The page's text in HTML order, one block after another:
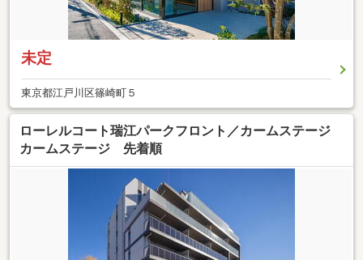
未定
東京都江戸川区篠崎町５
ローレルコート瑞江パークフロント／カームステージ
カームステージ 先着順